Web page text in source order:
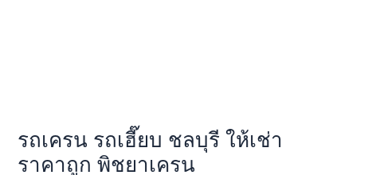
รถเครน รถเฮี๊ยบ ชลบุรี ให้เช่า
ราคาถูก พิชยาเครน